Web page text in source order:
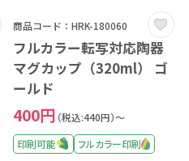
商品コード：HRK-180060
フルカラー転写対応陶器
マグカップ（320ml） ゴ
ールド
400円 （税込:440円）～
印刷可能
フルカラー印刷